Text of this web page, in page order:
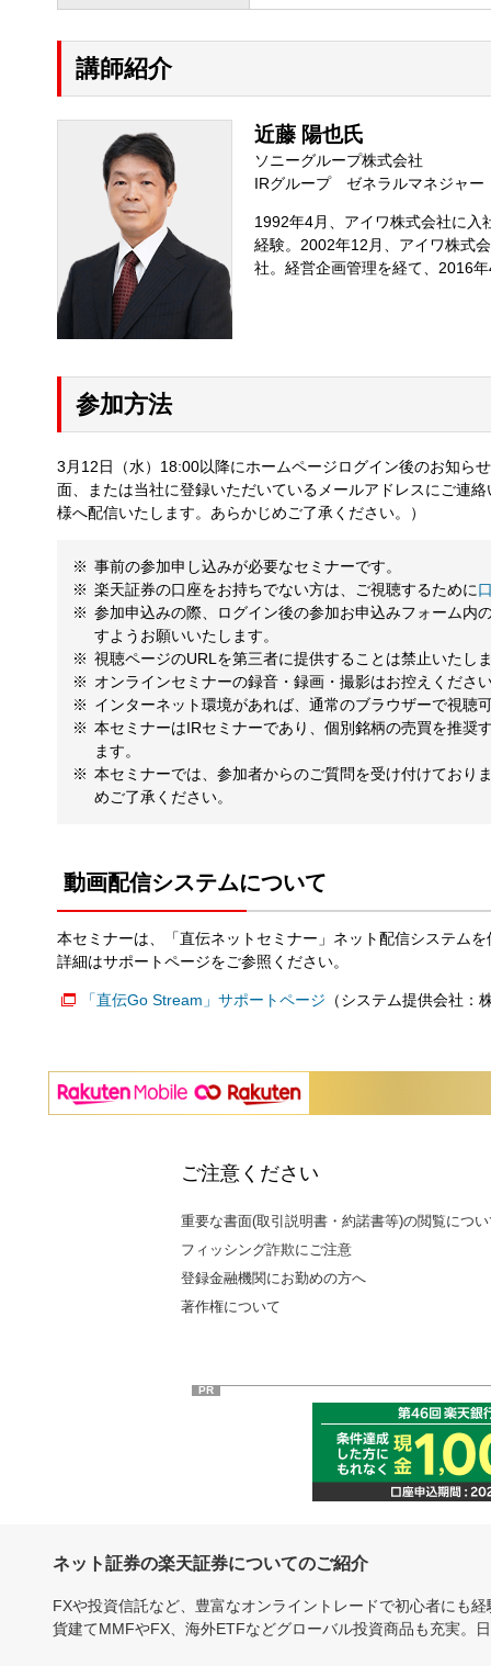
講師紹介
近藤 陽也氏
ソニーグループ株式会社
IRグループ ゼネラルマネジャー
1992年4月、アイワ株式会社に入
経験。2002年12月、アイワ株式
社。経営企画管理を経て、2016
参加方法
3月12日（水）18:00以降にホームページログイン後のお知ら
面、または当社に登録いただいているメールアドレスにご連
様へ配信いたします。あらかじめご了承ください。）
事前の参加申し込みが必要なセミナーです。
楽天証券の口座をお持ちでない方は、ご視聴するために
参加申込みの際、ログイン後の参加お申込みフォーム内
すようお願いいたします。
視聴ページのURLを第三者に提供することは禁止いたし
オンラインセミナーの録音・録画・撮影はお控えくださ
インターネット環境があれば、通常のブラウザーで視聴
本セミナーはIRセミナーであり、個別銘柄の売買を推奨
ます。
本セミナーでは、参加者からのご質問を受け付けており
めご了承ください。
動画配信システムについて
本セミナーは、「直伝ネットセミナー」ネット配信システム
詳細はサポートページをご参照ください。
「直伝Go Stream」サポートページ （システム提供会社
ご注意ください
重要な書面(取引説明書・約諾書等)の閲覧につ
フィッシング詐欺にご注意
登録金融機関にお勤めの方へ
著作権について
PR
ネット証券の楽天証券についてのご紹介
FXや投資信託など、豊富なオンライントレードで初心者にも
貨建てMMFやFX、海外ETFなどグローバル投資商品も充実。